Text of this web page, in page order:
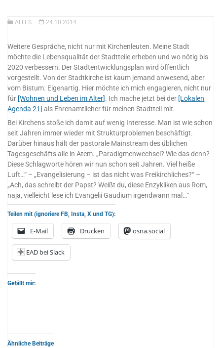
ALLES 24.10.2014
Weitere Gespräche, nicht nur mit Kirchenleuten. Meine Stadt
möchte die Lebensqualität der Stadtteile erheben und wo nötig bis
2020 verbessern. Der Stadtentwicklungsplan wird öffentlich
vorgestellt. Von der Stadtkirche ist kaum jemand anwesend, aber
vom Bistum. Eigenartig. Hier möchte ich mich engagieren, nicht nur
für [Wohnen und Leben im Alter]. Ich mache jetzt bei der [Lokalen
Agenda 21] als Ehrenamtlicher für meinen Stadtteil mit.
Bei Kirchens stoße ich damit auf wenig Interesse. Man ist wie schon
seit Jahren immer wieder mit Strukturproblemen beschäftigt.
Darüber hinaus hält der pastorale Mainstream des üblichen
Tagesgeschäfts alle in Atem. „Paradigmenwechsel? Wie das denn?
Diese Schlagworte hören wir nun schon seit Jahren. Viel heiße
Luft…“ – „Evangelisierung – ist das nicht was Freikirchliches?“ –
„Ach, das schreibt der Papst? Weißt du, diese Enzykliken aus Rom,
naja, vielleicht lese ich Evangelii Gaudium irgendwann mal…“
Teilen mit (ignoriere FB, Insta, X und TG):
E-Mail Drucken osna.social
EAD bei Slack
Gefällt mir:
Ähnliche Beiträge